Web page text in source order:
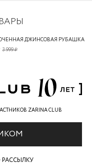
ДЖИНСОВАЯ РУБАШКА
3 999 ₽
ZARINA CLUB